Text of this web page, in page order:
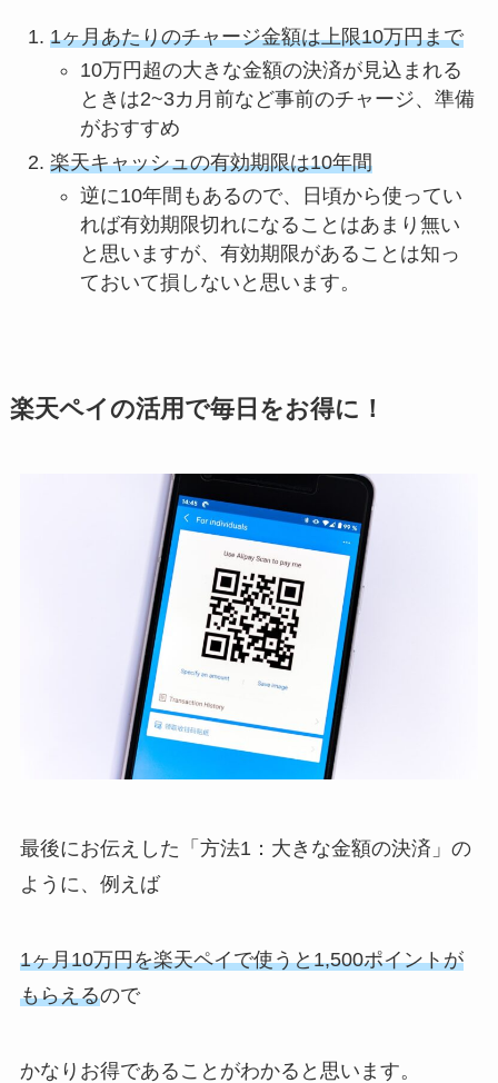
1ヶ月あたりのチャージ金額は上限10万円まで
10万円超の大きな金額の決済が見込まれる
ときは2~3カ月前など事前のチャージ、準備
がおすすめ
楽天キャッシュの有効期限は10年間
逆に10年間もあるので、日頃から使ってい
れば有効期限切れになることはあまり無い
と思いますが、有効期限があることは知っ
ておいて損しないと思います。
楽天ペイの活用で毎日をお得に！
最後にお伝えした「方法1：大きな金額の決済」の
ように、例えば
1ヶ月10万円を楽天ペイで使うと1,500ポイントが
もらえるので
かなりお得であることがわかると思います。